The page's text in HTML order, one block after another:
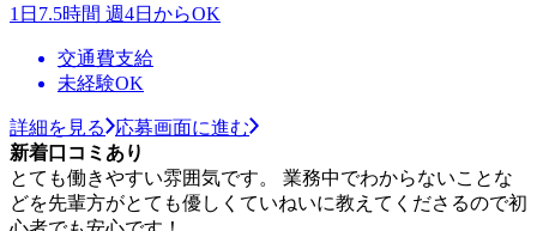
1日7.5時間 週4日からOK
交通費支給
未経験OK
詳細を見る
応募画面に進む
新着口コミあり
とても働きやすい雰囲気です。 業務中でわからないことな
どを先輩方がとても優しくていねいに教えてくださるので初